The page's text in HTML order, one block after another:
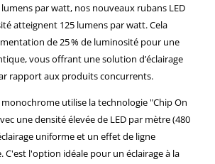
par watt, nos nouveaux rubans LED
atteignent 125 lumens par watt. Cela
de 25 % de luminosité pour une
vous offrant une solution d’éclairage
rapport aux produits concurrents.
monochrome utilise la technologie "Chip On
une densité élevée de LED par mètre (480
uniforme et un effet de ligne
C'est l'option idéale pour un éclairage à la